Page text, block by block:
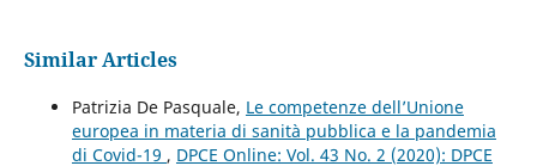
Similar Articles
Patrizia De Pasquale, Le competenze dell’Unione
europea in materia di sanità pubblica e la pandemia
di Covid-19 , DPCE Online: Vol. 43 No. 2 (2020): DPCE